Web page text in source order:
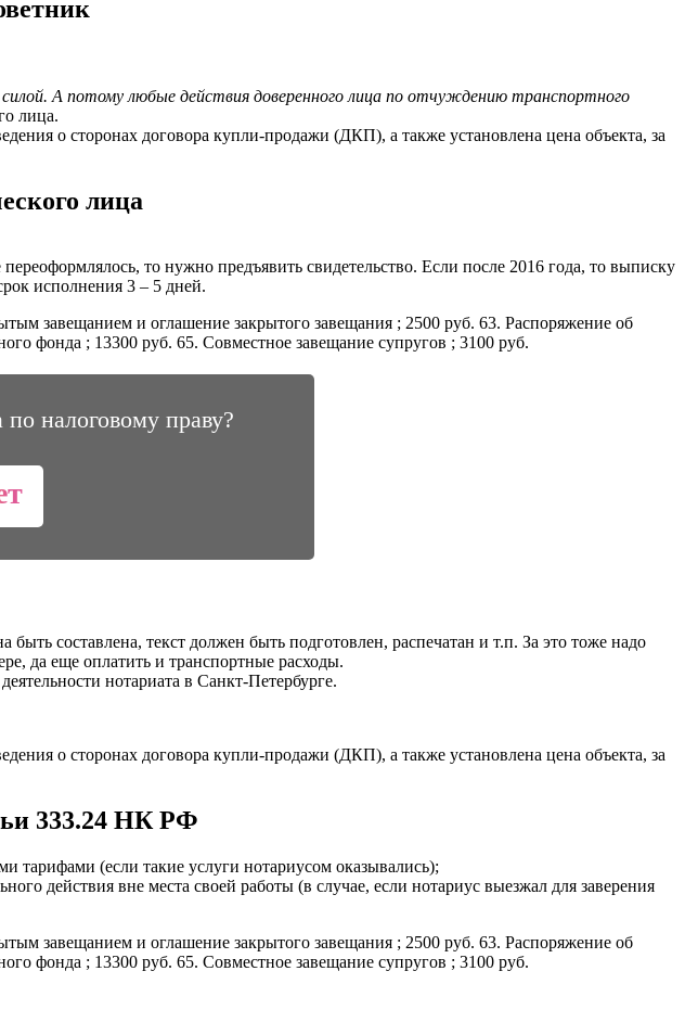
силой. А потому любые действия доверенного лица по отчуждению транспортного
лица.
о сторонах договора купли-продажи (ДКП), а также установлена цена объекта, за
лица
то нужно предъявить свидетельство. Если после 2016 года, то выписку
исполнения 3 – 5 дней.
завещанием и оглашение закрытого завещания ; 2500 руб. 63. Распоряжение об
фонда ; 13300 руб. 65. Совместное завещание супругов ; 3100 руб.
налоговому праву?
составлена, текст должен быть подготовлен, распечатан и т.п. За это тоже надо
да еще оплатить и транспортные расходы.
нотариата в Санкт-Петербурге.
о сторонах договора купли-продажи (ДКП), а также установлена цена объекта, за
333.24 НК РФ
тарифами (если такие услуги нотариусом оказывались);
действия вне места своей работы (в случае, если нотариус выезжал для заверения
завещанием и оглашение закрытого завещания ; 2500 руб. 63. Распоряжение об
фонда ; 13300 руб. 65. Совместное завещание супругов ; 3100 руб.